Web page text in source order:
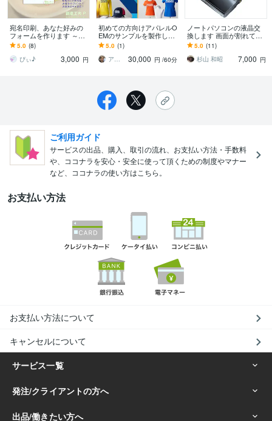
宛名印刷、あなた好みの
フォームを作ります ～社
名ロゴ付き、好みの封筒
に直接印刷などお手伝い
します～
5.0 (8)
ぴぃ♪
3,000 円
初めての方向けアパレルO
EMのサンプルを製作しま
す 初めてOEMを試す方
へ！小ロットから安心の
サンプル製作プラン
5.0 (1)
アパレルOEM生産＆海外仕入サポート
30,000 円 /60分
ノートパソコンの液晶交
換します 画面が割れてし
まった！交換は難しい。
そんな時にご利用くださ
い
5.0 (11)
杉山 和昭
7,000 円
ご利用ガイド
サービスの出品、購入、取引の流れ、お支払い方法・手数料
や、ココナラを安心・安全に使って頂くための制度やマナー
など、ココナラの使い方はこちら。
お支払い方法
お支払い方法について
キャンセルについて